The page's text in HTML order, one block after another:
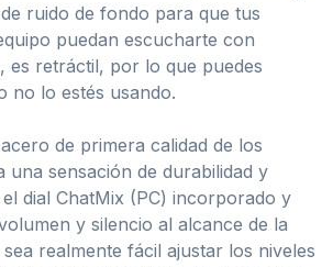
ruido de fondo para que tus
puedan escucharte con
es retráctil, por lo que puedes
no lo estés usando.
de primera calidad de los
una sensación de durabilidad y
dial ChatMix (PC) incorporado y
y silencio al alcance de la
realmente fácil ajustar los niveles